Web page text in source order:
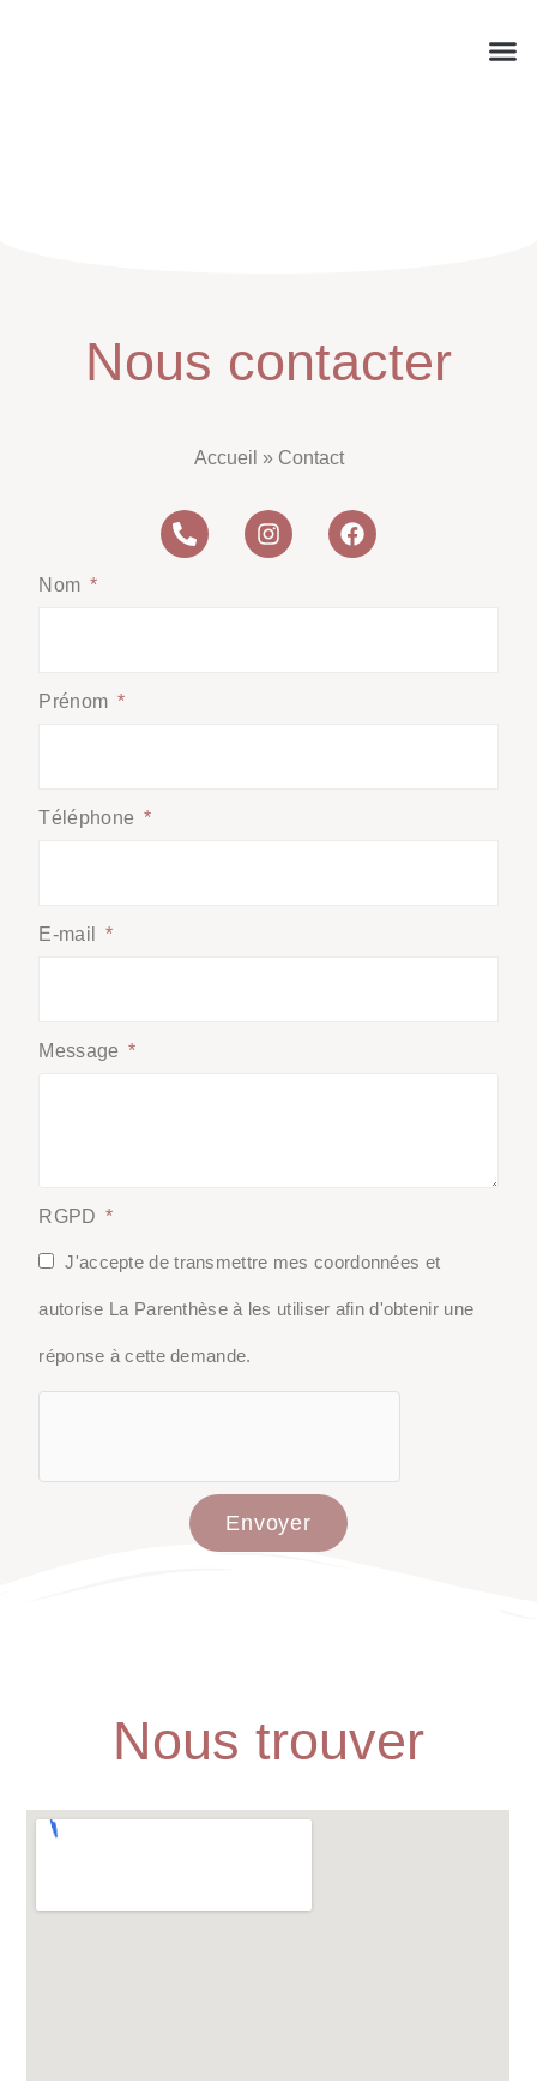
Nous contacter
Accueil » Contact
Nom
Prénom
Téléphone
E-mail
Message
RGPD
J'accepte de transmettre mes coordonnées et
autorise La Parenthèse à les utiliser afin d'obtenir une
réponse à cette demande.
Envoyer
Nous trouver